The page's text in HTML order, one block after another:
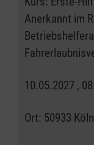
Anerkannt im
10.05.2027 ,
Ort: 50933 Köln